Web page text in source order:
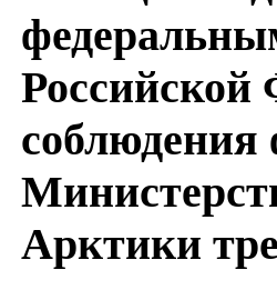
Российской
Арктики